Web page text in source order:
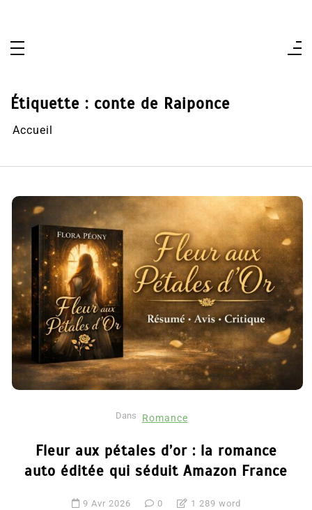
Étiquette : conte de Raiponce
Accueil
Dans Romance
Fleur aux pétales d’or : la romance
auto éditée qui séduit Amazon France
9 Avr 2026 0 1 289 word